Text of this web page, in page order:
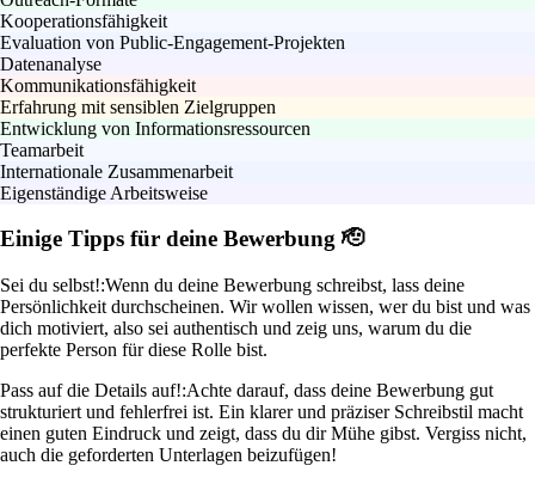
Kooperationsfähigkeit
Evaluation von Public-Engagement-Projekten
Datenanalyse
Kommunikationsfähigkeit
Erfahrung mit sensiblen Zielgruppen
Entwicklung von Informationsressourcen
Teamarbeit
Internationale Zusammenarbeit
Eigenständige Arbeitsweise
Einige Tipps für deine Bewerbung 🫡
Sei du selbst!:Wenn du deine Bewerbung schreibst, lass deine
Persönlichkeit durchscheinen. Wir wollen wissen, wer du bist und was
dich motiviert, also sei authentisch und zeig uns, warum du die
perfekte Person für diese Rolle bist.
Pass auf die Details auf!:Achte darauf, dass deine Bewerbung gut
strukturiert und fehlerfrei ist. Ein klarer und präziser Schreibstil macht
einen guten Eindruck und zeigt, dass du dir Mühe gibst. Vergiss nicht,
auch die geforderten Unterlagen beizufügen!